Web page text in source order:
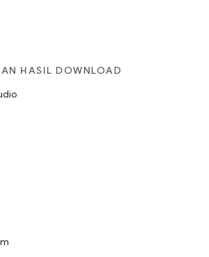
HASIL DOWNLOAD